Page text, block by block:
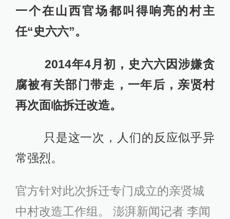
一个在山西官场都叫得响亮的村主
任“史六六”。
2014年4月初，史六六因涉嫌贪
腐被有关部门带走，一年后，亲贤村
再次面临拆迁改造。
只是这一次，人们的反应似乎异
常强烈。
官方针对此次拆迁专门成立的亲贤城
中村改造工作组。 澎湃新闻记者 李闻